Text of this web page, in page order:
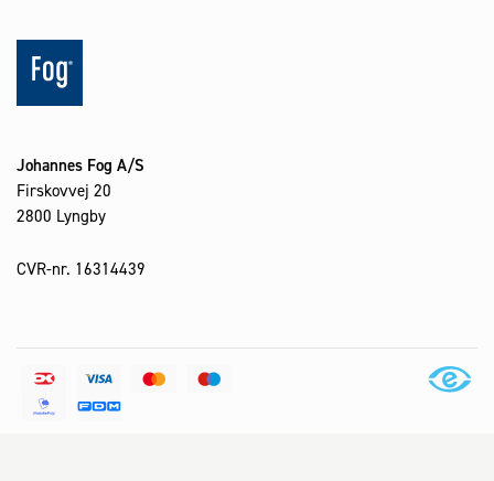
Johannes Fog A/S
Firskovvej 20
2800 Lyngby
CVR-nr. 16314439